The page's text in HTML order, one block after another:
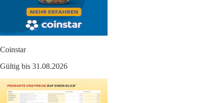
Coinstar
Gültig bis 31.08.2026